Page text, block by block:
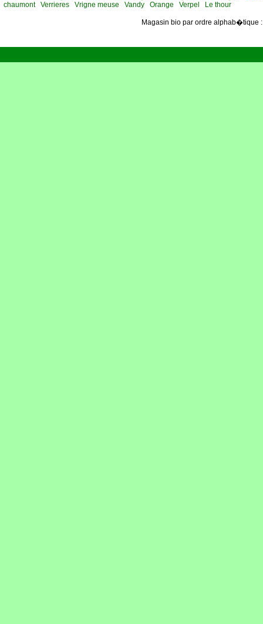
chaumont
Verrieres Vrigne meuse Vandy Orange Verpel Le thour
Magasin bio par ordre alphab�tique